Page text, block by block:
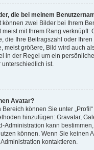
die bei meinem
können zwei Bilder bei Ihrem
meist mit Ihrem Rang verknüpft:
die Ihre Beitragszahl oder
meist größere, Bild wird auch
in der Regel um ein
unterschiedlich ist.
Avatar?
Bereich können Sie unter
hinzufügen: Gravatar,
Administration kann
können. Wenn Sie keinen
kontaktieren.